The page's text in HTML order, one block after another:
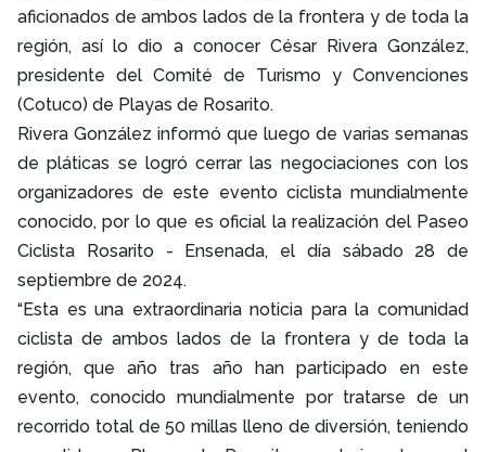
aficionados de ambos lados de la frontera y de toda la
región, así lo dio a conocer César Rivera González,
presidente del Comité de Turismo y Convenciones
(Cotuco) de Playas de Rosarito.
Rivera González informó que luego de varias semanas
de pláticas se logró cerrar las negociaciones con los
organizadores de este evento ciclista mundialmente
conocido, por lo que es oficial la realización del Paseo
Ciclista Rosarito - Ensenada, el día sábado 28 de
septiembre de 2024.
“Esta es una extraordinaria noticia para la comunidad
ciclista de ambos lados de la frontera y de toda la
región, que año tras año han participado en este
evento, conocido mundialmente por tratarse de un
recorrido total de 50 millas lleno de diversión, teniendo